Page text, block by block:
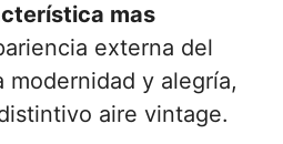
mas
externa del
modernidad y alegría,
aire vintage.